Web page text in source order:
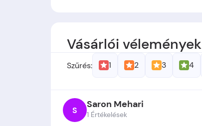
Vásárlói vélemények
Szűrés: 1 2 3 4
S Saron Mehari
1 Értékelések